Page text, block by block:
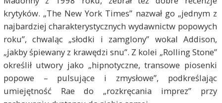
krytyków. „The New York Times” nazwał go „jednym z
najbardziej charakterystycznych wydawnictw popowych
roku”, chwaląc „słodki i zamglony” wokal Addison,
„jakby śpiewany z krawędzi snu”. Z kolei „Rolling Stone”
określił utwory jako „hipnotyczne, transowe piosenki
popowe – pulsujące i zmysłowe”, podkreślając
umiejętność Rae do „rozkręcania imprez” przy